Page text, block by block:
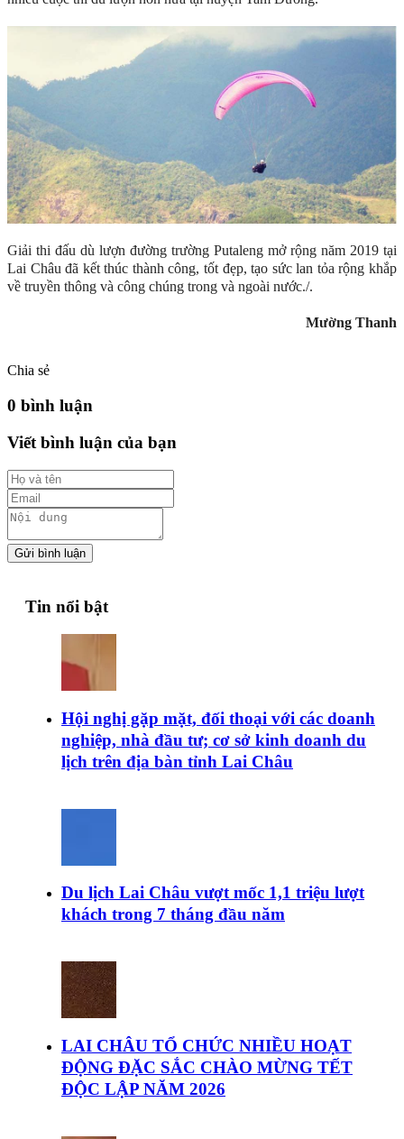
Giải thi đấu dù lượn đường trường Putaleng mở rộng năm 2019 tại
Lai Châu đã kết thúc thành công, tốt đẹp, tạo sức lan tỏa rộng khắp
về truyền thông và công chúng trong và ngoài nước./.
Mường Thanh
Chia sẻ
0 bình luận
Viết bình luận của bạn
Gửi bình luận
Tin nổi bật
Hội nghị gặp mặt, đối thoại với các doanh
nghiệp, nhà đầu tư; cơ sở kinh doanh du
lịch trên địa bàn tỉnh Lai Châu
Du lịch Lai Châu vượt mốc 1,1 triệu lượt
khách trong 7 tháng đầu năm
LAI CHÂU TỔ CHỨC NHIỀU HOẠT
ĐỘNG ĐẶC SẮC CHÀO MỪNG TẾT
ĐỘC LẬP NĂM 2026